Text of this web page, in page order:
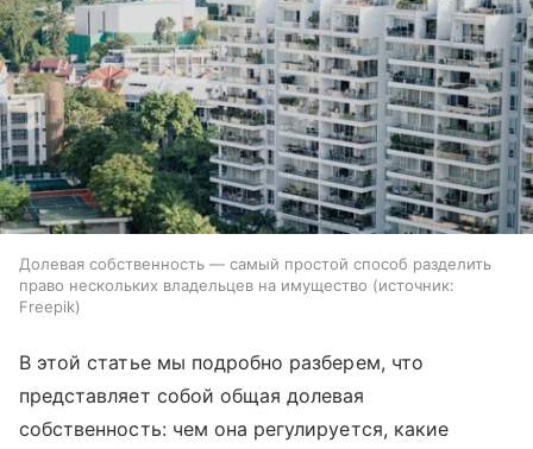
Долевая собственность — самый простой способ разделить
право нескольких владельцев на имущество
источник:
Freepik
В этой статье мы подробно разберем, что
представляет собой общая долевая
собственность: чем она регулируется, какие